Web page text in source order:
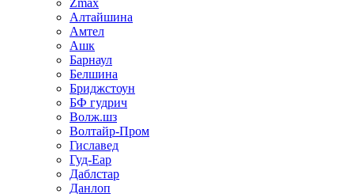
Zmax
Алтайшина
Амтел
Ашк
Барнаул
Белшина
Бриджстоун
БФ гудрич
Волж.шз
Волтайр-Пром
Гиславед
Гуд-Еар
Даблстар
Данлоп